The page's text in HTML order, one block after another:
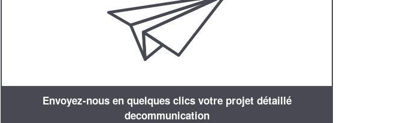
Envoyez-nous en quelques clics votre projet détaillé
decommunication